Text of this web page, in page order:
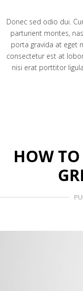
Donec sed odio dui.
parturient montes,
porta gravida at eget
consectetur est at
nisi erat porttitor
HOW